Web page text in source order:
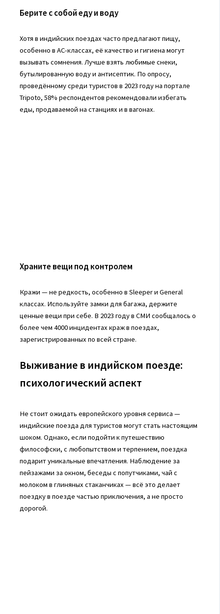
Берите с собой еду и воду
Хотя в индийских поездах часто предлагают пищу,
особенно в AC-классах, её качество и гигиена могут
вызывать сомнения. Лучше взять любимые снеки,
бутылированную воду и антисептик. По опросу,
проведённому среди туристов в 2023 году на портале
Tripoto, 58% респондентов рекомендовали избегать
еды, продаваемой на станциях и в вагонах.
Храните вещи под контролем
Кражи — не редкость, особенно в Sleeper и General
классах. Используйте замки для багажа, держите
ценные вещи при себе. В 2023 году в СМИ сообщалось о
более чем 4000 инцидентах краж в поездах,
зарегистрированных по всей стране.
Выживание в индийском поезде:
психологический аспект
Не стоит ожидать европейского уровня сервиса —
индийские поезда для туристов могут стать настоящим
шоком. Однако, если подойти к путешествию
философски, с любопытством и терпением, поездка
подарит уникальные впечатления. Наблюдение за
пейзажами за окном, беседы с попутчиками, чай с
молоком в глиняных стаканчиках — всё это делает
поездку в поезде частью приключения, а не просто
дорогой.